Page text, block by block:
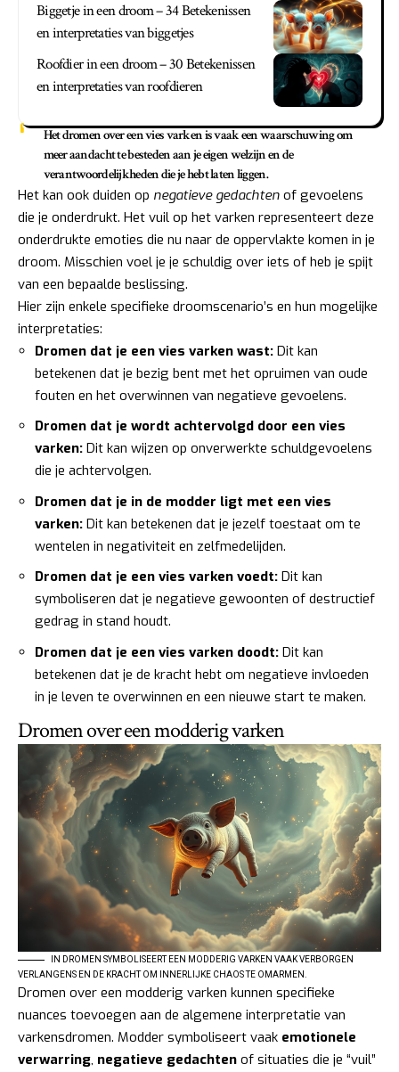
Biggetje in een droom – 34 Betekenissen
en interpretaties van biggetjes
Roofdier in een droom – 30 Betekenissen
en interpretaties van roofdieren
Het dromen over een vies varken is vaak een waarschuwing om
meer aandacht te besteden aan je eigen welzijn en de
verantwoordelijkheden die je hebt laten liggen.
Het kan ook duiden op negatieve gedachten of gevoelens
die je onderdrukt. Het vuil op het varken representeert deze
onderdrukte emoties die nu naar de oppervlakte komen in je
droom. Misschien voel je je schuldig over iets of heb je spijt
van een bepaalde beslissing.
Hier zijn enkele specifieke droomscenario’s en hun mogelijke
interpretaties:
Dromen dat je een vies varken wast: Dit kan
betekenen dat je bezig bent met het opruimen van oude
fouten en het overwinnen van negatieve gevoelens.
Dromen dat je wordt achtervolgd door een vies
varken: Dit kan wijzen op onverwerkte schuldgevoelens
die je achtervolgen.
Dromen dat je in de modder ligt met een vies
varken: Dit kan betekenen dat je jezelf toestaat om te
wentelen in negativiteit en zelfmedelijden.
Dromen dat je een vies varken voedt: Dit kan
symboliseren dat je negatieve gewoonten of destructief
gedrag in stand houdt.
Dromen dat je een vies varken doodt: Dit kan
betekenen dat je de kracht hebt om negatieve invloeden
in je leven te overwinnen en een nieuwe start te maken.
Dromen over een modderig varken
IN DROMEN SYMBOLISEERT EEN MODDERIG VARKEN VAAK VERBORGEN
VERLANGENS EN DE KRACHT OM INNERLIJKE CHAOS TE OMARMEN.
Dromen over een modderig varken kunnen specifieke
nuances toevoegen aan de algemene interpretatie van
varkensdromen. Modder symboliseert vaak emotionele
verwarring, negatieve gedachten of situaties die je “vuil”